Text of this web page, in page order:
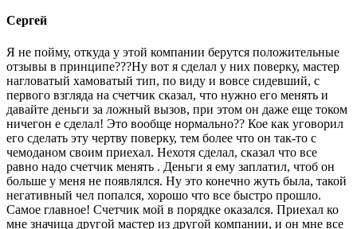
Сергей
Я не пойму, откуда у этой компании берутся положительные
отзывы в принципе???Ну вот я сделал у них поверку, мастер
нагловатый хамоватый тип, по виду и вовсе сидевший, с
первого взгляда на счетчик сказал, что нужно его менять и
давайте деньги за ложный вызов, при этом он даже еще током
ничегон е сделал! Это вообще нормально?? Кое как уговорил
его сделать эту чертву поверку, тем более что он так-то с
чемоданом своим приехал. Нехотя сделал, сказал что все
равно надо счетчик менять . Деньги я ему заплатил, чтоб он
больше у меня не появлялся. Ну это конечно жуть была, такой
негативный чел попался, хорошо что все быстро прошло.
Самое главное! Счетчик мой в порядке оказался. Приехал ко
мне значица другой мастер из другой компании, и он мне все